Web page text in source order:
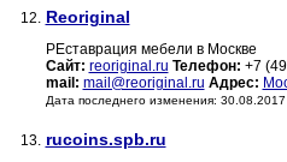
12. Reoriginal
РЕставрация мебели в Москве
Сайт: reoriginal.ru Телефон: +7
mail: mail@reoriginal.ru Адрес:
Дата последнего изменения: 30.08.2017
13. rucoins.spb.ru